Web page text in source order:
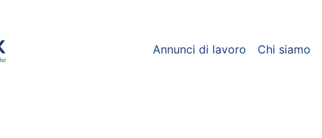
Annunci di lavoro Chi siamo